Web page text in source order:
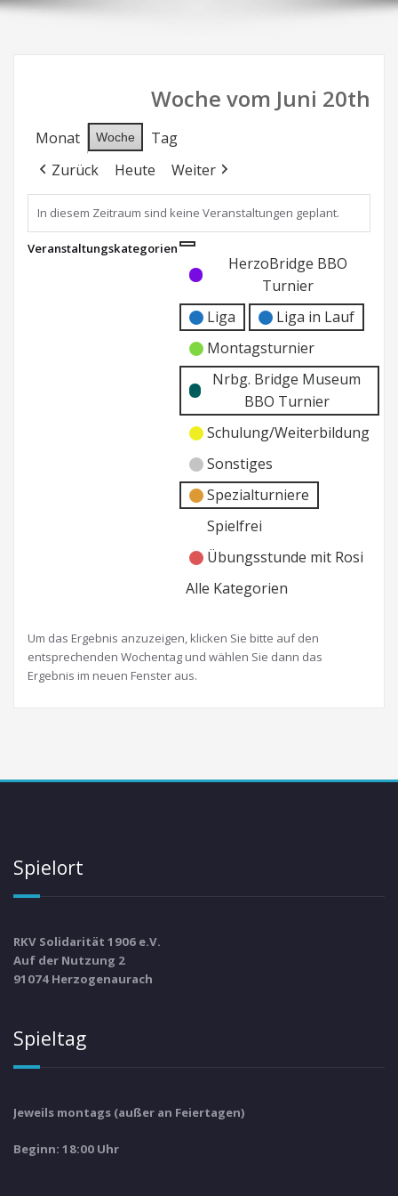
Woche vom Juni 20th
Monat Woche
Tag
Zurück
Heute Weiter
In diesem Zeitraum sind keine Veranstaltungen geplant.
Veranstaltungskategorien
Kategorie
ohne
Titel
Kategorie
Titel
HerzoBridge BBO
Turnier
Liga
Liga in Lauf
Montagsturnier
Nrbg. Bridge Museum
BBO Turnier
Schulung/Weiterbildung
Sonstiges
Spezialturniere
Spielfrei
Übungsstunde mit Rosi
Alle Kategorien
Um das Ergebnis anzuzeigen, klicken Sie bitte auf den
entsprechenden Wochentag und wählen Sie dann das
Ergebnis im neuen Fenster aus.
Spielort
RKV Solidarität 1906 e.V.
Auf der Nutzung 2
91074 Herzogenaurach
Spieltag
Jeweils montags (außer an Feiertagen)
Beginn: 18:00 Uhr